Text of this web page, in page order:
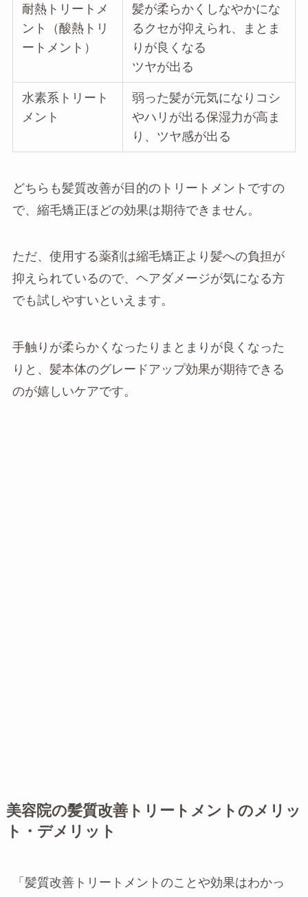
耐熱トリートメ
ント（酸熱トリ
ートメント）
髪が柔らかくしなやかにな
るクセが抑えられ、まとま
りが良くなる
ツヤが出る
水素系トリート
メント
弱った髪が元気になりコシ
やハリが出る保湿力が高ま
り、ツヤ感が出る
どちらも髪質改善が目的のトリートメントですの
で、縮毛矯正ほどの効果は期待できません。
ただ、使用する薬剤は縮毛矯正より髪への負担が
抑えられているので、ヘアダメージが気になる方
でも試しやすいといえます。
手触りが柔らかくなったりまとまりが良くなった
りと、髪本体のグレードアップ効果が期待できる
のが嬉しいケアです。
美容院の髪質改善トリートメントのメリッ
ト・デメリット
「髪質改善トリートメントのことや効果はわかっ